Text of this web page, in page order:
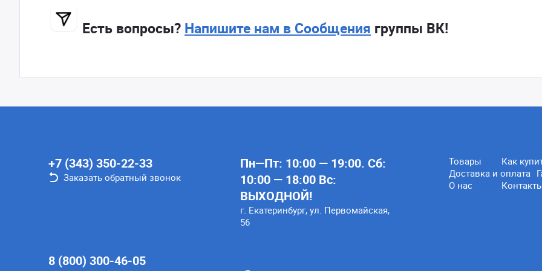
Есть вопросы? Напишите нам в Сообщения группы ВК!
+7 (343) 350-22-33
Заказать обратный звонок
8 (800) 300-46-05
Пн—Пт: 10:00 — 19:00. Сб:
10:00 — 18:00 Вс:
ВЫХОДНОЙ!
г. Екатеринбург, ул. Первомайская,
56
Товары
Как
Доставка и оплата
О нас